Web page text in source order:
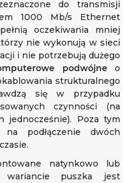
do transmisji
1000 Mb/s Ethernet
oczekiwania mniej
nie wykonują w sieci
i nie potrzebują dużego
podwójneo
strukturalnego
się w przypadku
czynności (na
jednocześnie). Poza tym
podłączenie dwóch
natynkowo lub
wariancie puszka jest